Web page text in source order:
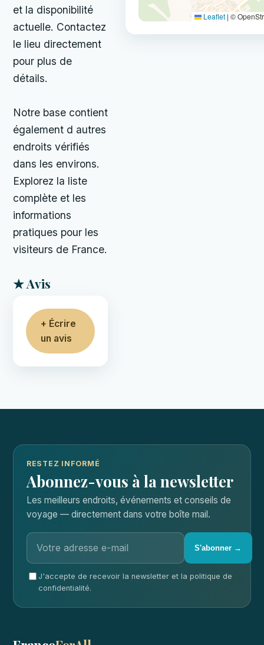
et la disponibilité
actuelle. Contactez
le lieu directement
pour plus de
détails.
Notre base contient
également d autres
endroits vérifiés
dans les environs.
Explorez la liste
complète et les
informations
pratiques pour les
visiteurs de France.
★ Avis
+ Écrire
un avis
Leaflet | ©
RESTEZ INFORMÉ
Abonnez-vous à la newsletter
Les meilleurs endroits, événements et conseils de
voyage — directement dans votre boîte mail.
S'abonner →
J'accepte de recevoir la newsletter et la politique de
confidentialité.